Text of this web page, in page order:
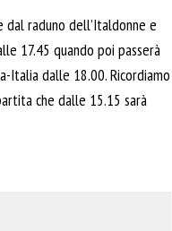
raduno dell’Italdonne e
17.45 quando poi passerà
Italia dalle 18.00. Ricordiamo
che dalle 15.15 sarà